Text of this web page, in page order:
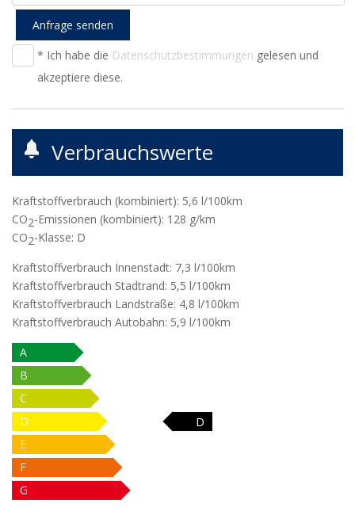
Anfrage senden
* Ich habe die Datenschutzbestimmungen gelesen und
akzeptiere diese.
Verbrauchswerte
Kraftstoffverbrauch (kombiniert): 5,6 l/100km
CO2-Emissionen (kombiniert): 128 g/km
CO2-Klasse: D
Kraftstoffverbrauch Innenstadt: 7,3 l/100km
Kraftstoffverbrauch Stadtrand: 5,5 l/100km
Kraftstoffverbrauch Landstraße: 4,8 l/100km
Kraftstoffverbrauch Autobahn: 5,9 l/100km
A
B
C
D
D
E
F
G